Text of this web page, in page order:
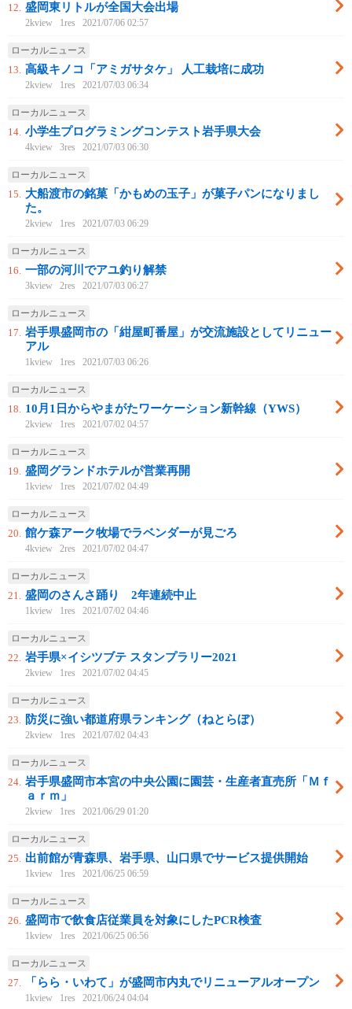
12. 盛岡東リトルが全国大会出場
2kview 1res 2021/07/06 02:57
ローカルニュース
13. 高級キノコ「アミガサタケ」 人工栽培に成功
2kview 1res 2021/07/03 06:34
ローカルニュース
14. 小学生プログラミングコンテスト岩手県大会
4kview 3res 2021/07/03 06:30
ローカルニュース
15. 大船渡市の銘菓「かもめの玉子」が菓子パンになりまし
た。
2kview 1res 2021/07/03 06:29
ローカルニュース
16. 一部の河川でアユ釣り解禁
3kview 2res 2021/07/03 06:27
ローカルニュース
17. 岩手県盛岡市の「紺屋町番屋」が交流施設としてリニュー
アル
1kview 1res 2021/07/03 06:26
ローカルニュース
18. 10月1日からやまがたワーケーション新幹線（YWS）
2kview 1res 2021/07/02 04:57
ローカルニュース
19. 盛岡グランドホテルが営業再開
1kview 1res 2021/07/02 04:49
ローカルニュース
20. 館ケ森アーク牧場でラベンダーが見ごろ
4kview 2res 2021/07/02 04:47
ローカルニュース
21. 盛岡のさんさ踊り 2年連続中止
1kview 1res 2021/07/02 04:46
ローカルニュース
22. 岩手県×イシツブテ スタンプラリー2021
2kview 1res 2021/07/02 04:45
ローカルニュース
23. 防災に強い都道府県ランキング（ねとらぼ）
2kview 1res 2021/07/02 04:43
ローカルニュース
24. 岩手県盛岡市本宮の中央公園に園芸・生産者直売所「Ｍｆ
ａｒｍ」
2kview 1res 2021/06/29 01:20
ローカルニュース
25. 出前館が青森県、岩手県、山口県でサービス提供開始
1kview 1res 2021/06/25 06:59
ローカルニュース
26. 盛岡市で飲食店従業員を対象にしたPCR検査
1kview 1res 2021/06/25 06:56
ローカルニュース
27.
「らら・いわて」が盛岡市内丸でリニューアルオープン
1kview 1res 2021/06/24 04:04